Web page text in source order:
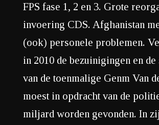
FPS fase 1, 2 en 3. Grote
invoering CDS. Afghanistan
(ook) personele problemen.
in 2010 de bezuinigingen en de
van de toenmalige Genm Van
moest in opdracht van de
miljard worden gevonden. In